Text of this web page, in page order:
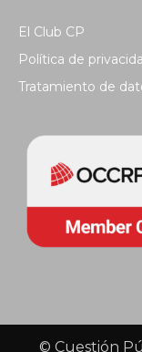
El Club CP
Política de
Tratamiento de
© Cuestión